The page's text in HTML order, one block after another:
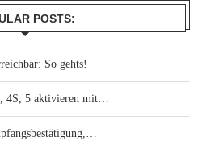
POSTS:
So gehts!
4S, 5 aktivieren mit…